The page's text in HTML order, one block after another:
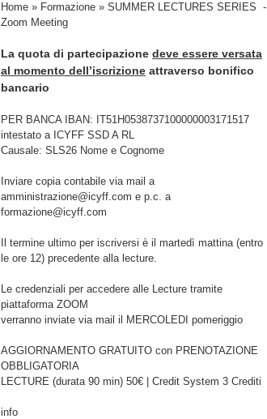
Home » Formazione » SUMMER LECTURES SERIES -
Zoom Meeting
La quota di partecipazione deve essere versata
al momento dell’iscrizione attraverso bonifico
bancario
PER BANCA IBAN: IT51H0538737100000003171517
intestato a ICYFF SSD A RL
Causale: SLS26 Nome e Cognome
Inviare copia contabile via mail a
amministrazione@icyff.com e p.c. a
formazione@icyff.com
Il termine ultimo per iscriversi è il martedì mattina (entro
le ore 12) precedente alla lecture.
Le credenziali per accedere alle Lecture tramite
piattaforma ZOOM
verranno inviate via mail il MERCOLEDI pomeriggio
AGGIORNAMENTO GRATUITO con PRENOTAZIONE
OBBLIGATORIA
LECTURE (durata 90 min) 50€ | Credit System 3 Crediti
info